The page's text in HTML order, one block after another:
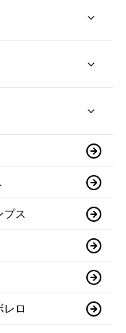
プス
レロ